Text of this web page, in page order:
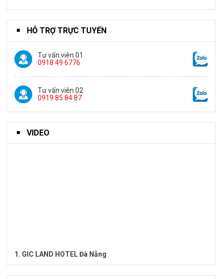
HỖ TRỢ TRỰC TUYẾN
Tư vấn viên 01
0918 49 6776
Tư vấn viên 02
0919 85 84 87
VIDEO
1. GIC LAND HOTEL Đà Nẵng